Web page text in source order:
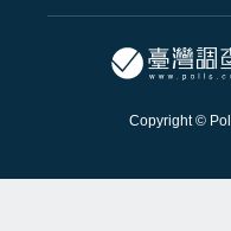
Copyright ©